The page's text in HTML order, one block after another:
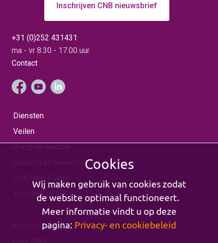
Inschrijven CNB nieuwsbrief
+31 (0)252 431431
ma - vr 8.30 - 17.00 uur
Contact
Diensten
Veilen
Beurzen en evenementen
CNB New Plants
Werken bij CNB
Cookies
Wij maken gebruik van cookies zodat
de website optimaal functioneert.
Meer informatie vindt u op deze
pagina: Privacy- en cookiebeleid